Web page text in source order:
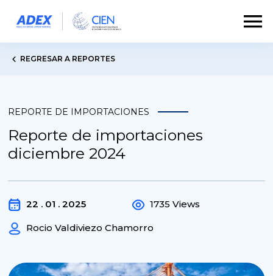
REGRESAR A REPORTES
REPORTE DE IMPORTACIONES
Reporte de importaciones
diciembre 2024
22 . 01 . 2025
Rocio Valdiviezo Chamorro
1735 Views